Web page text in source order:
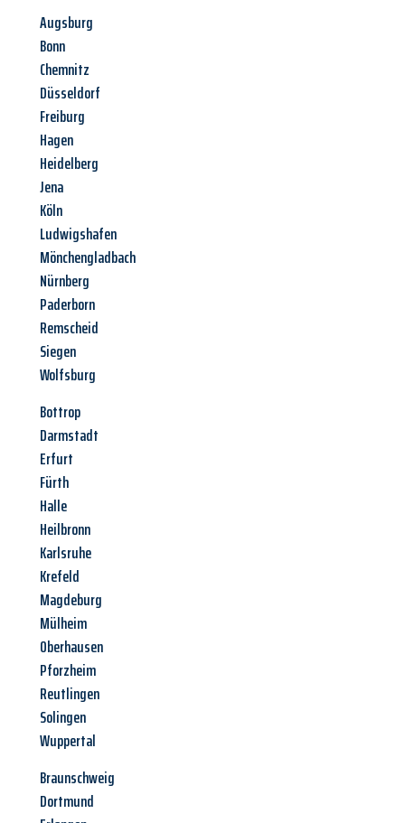
Augsburg
Bonn
Chemnitz
Düsseldorf
Freiburg
Hagen
Heidelberg
Jena
Köln
Ludwigshafen
Mönchengladbach
Nürnberg
Paderborn
Remscheid
Siegen
Wolfsburg
Bottrop
Darmstadt
Erfurt
Fürth
Halle
Heilbronn
Karlsruhe
Krefeld
Magdeburg
Mülheim
Oberhausen
Pforzheim
Reutlingen
Solingen
Wuppertal
Braunschweig
Dortmund